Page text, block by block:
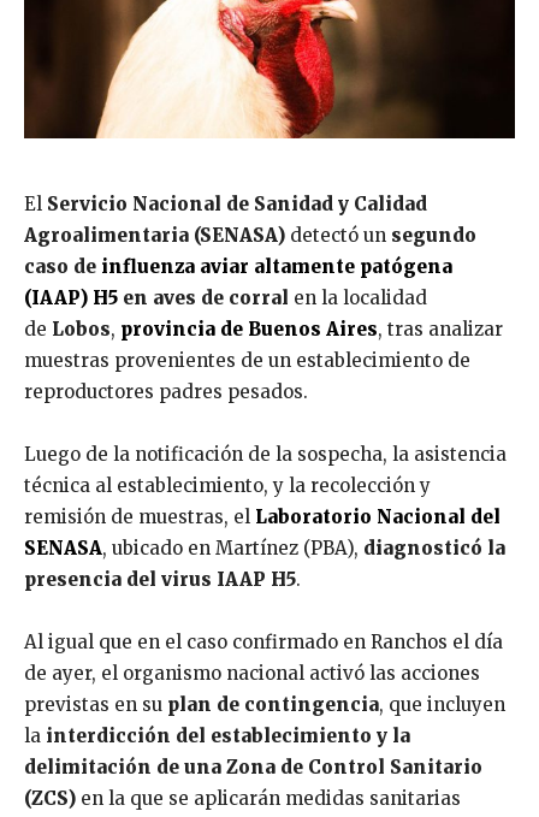
El Servicio Nacional de Sanidad y Calidad
Agroalimentaria (SENASA) detectó un segundo
caso de influenza aviar altamente patógena
(IAAP) H5 en aves de corral en la localidad
de Lobos, provincia de Buenos Aires, tras analizar
muestras provenientes de un establecimiento de
reproductores padres pesados.
Luego de la notificación de la sospecha, la asistencia
técnica al establecimiento, y la recolección y
remisión de muestras, el Laboratorio Nacional del
SENASA, ubicado en Martínez (PBA), diagnosticó la
presencia del virus IAAP H5.
Al igual que en el caso confirmado en Ranchos el día
de ayer, el organismo nacional activó las acciones
previstas en su plan de contingencia, que incluyen
la interdicción del establecimiento y la
delimitación de una Zona de Control Sanitario
(ZCS) en la que se aplicarán medidas sanitarias